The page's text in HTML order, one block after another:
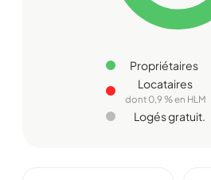
Propriétaires
Locataires
dont 0,9 % en HLM
Logés gratuit.